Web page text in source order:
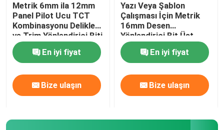
HSS Kademeli Matkap
HSS Havşa
Halka Kesici
Karbür Uçlu Delik Testere
Metrik 6mm ila 12mm
Panel Pilot Ucu TCT
Kombinasyonu Delikleri
ve Trim Yönlendirici Biti
En iyi fiyat
Bize ulaşın
Yazı Veya Şablon
Çalışması İçin Metrik
16mm Desen
Yönlendirici Bit Üst
Rulman
En iyi fiyat
Bize ulaşın